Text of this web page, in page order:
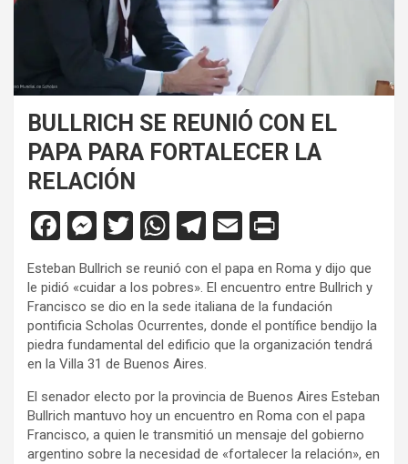
BULLRICH SE REUNIÓ CON EL
PAPA PARA FORTALECER LA
RELACIÓN
F
ce
b
o
o
k
M
es
se
n
g
er
T
tt
er
W
h
at
s
A
p
p
T
el
e
gr
a
E
ail
in
tF
ri
e
dl
y
Esteban Bullrich se reunió con el papa en Roma y dijo que
le pidió «cuidar a los pobres». El encuentro entre Bullrich y
Francisco se dio en la sede italiana de la fundación
pontificia Scholas Ocurrentes, donde el pontífice bendijo la
piedra fundamental del edificio que la organización tendrá
en la Villa 31 de Buenos Aires.
El senador electo por la provincia de Buenos Aires Esteban
Bullrich mantuvo hoy un encuentro en Roma con el papa
Francisco, a quien le transmitió un mensaje del gobierno
argentino sobre la necesidad de «fortalecer la relación», en